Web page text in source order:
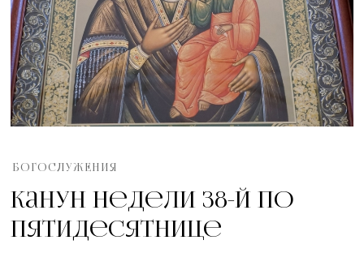
БОГОСЛУЖЕНИЯ
Канун недели 38-й по
Пятидесятнице